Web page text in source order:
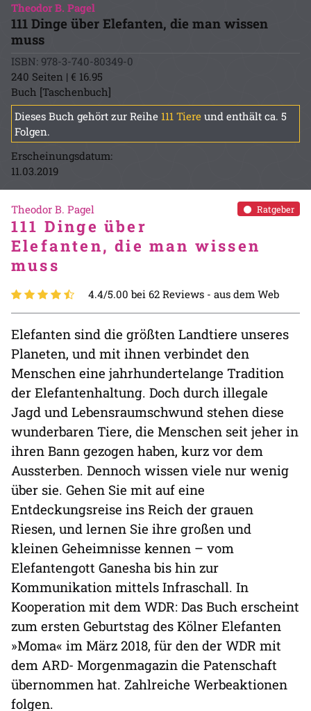
Theodor B. Pagel
111 Dinge über Elefanten, die man wissen
muss
ISBN: 978-3-740-80349-0
240 Seiten | € 16.95
Buch [Taschenbuch]
Dieses Buch gehört zur Reihe 111 Tiere und enthält ca. 5
Folgen.
Erscheinungsdatum:
11.03.2019
Ratgeber
Theodor B. Pagel
111 Dinge über
Elefanten, die man wissen
muss
4.4/5.00 bei 62 Reviews - aus dem Web
Elefanten sind die größten Landtiere unseres
Planeten, und mit ihnen verbindet den
Menschen eine jahrhundertelange Tradition
der Elefantenhaltung. Doch durch illegale
Jagd und Lebensraumschwund stehen diese
wunderbaren Tiere, die Menschen seit jeher in
ihren Bann gezogen haben, kurz vor dem
Aussterben. Dennoch wissen viele nur wenig
über sie. Gehen Sie mit auf eine
Entdeckungsreise ins Reich der grauen
Riesen, und lernen Sie ihre großen und
kleinen Geheimnisse kennen – vom
Elefantengott Ganesha bis hin zur
Kommunikation mittels Infraschall. In
Kooperation mit dem WDR: Das Buch erscheint
zum ersten Geburtstag des Kölner Elefanten
»Moma« im März 2018, für den der WDR mit
dem ARD- Morgenmagazin die Patenschaft
übernommen hat. Zahlreiche Werbeaktionen
folgen.